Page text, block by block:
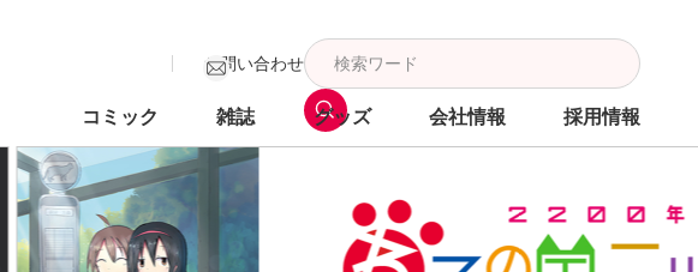
お問い合わせ
コミック 雑誌 グッズ 会社情報 採用情報